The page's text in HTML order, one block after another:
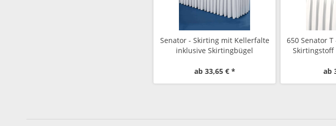
Senator - Skirting mit Kellerfalte
inklusive Skirtingbügel
ab 33,65 € *
650 Senator
Skirtingstoff
ab